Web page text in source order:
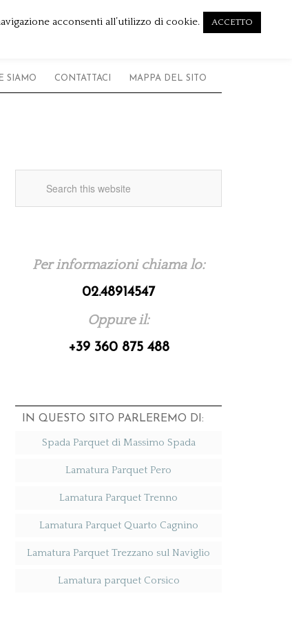
SIAMO CONTATTACI MAPPA DEL SITO
Per informazioni chiama lo:
02.48914547
Oppure il:
+39 360 875 488
IN QUESTO SITO PARLEREMO DI:
Spada Parquet di Massimo Spada
Lamatura Parquet Pero
Lamatura Parquet Trenno
Lamatura Parquet Quarto Cagnino
Lamatura Parquet Trezzano sul Naviglio
Lamatura parquet Corsico
acconsenti all’utilizzo di cookie. ACCETTO